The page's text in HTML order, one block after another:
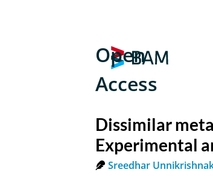
Open
Access
Dissimilar
Experimental
Sreedhar